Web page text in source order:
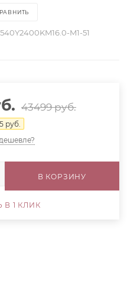
540Y2400KM16.0-M1-51
43499руб.
руб.
В КОРЗИНУ
В 1 КЛИК